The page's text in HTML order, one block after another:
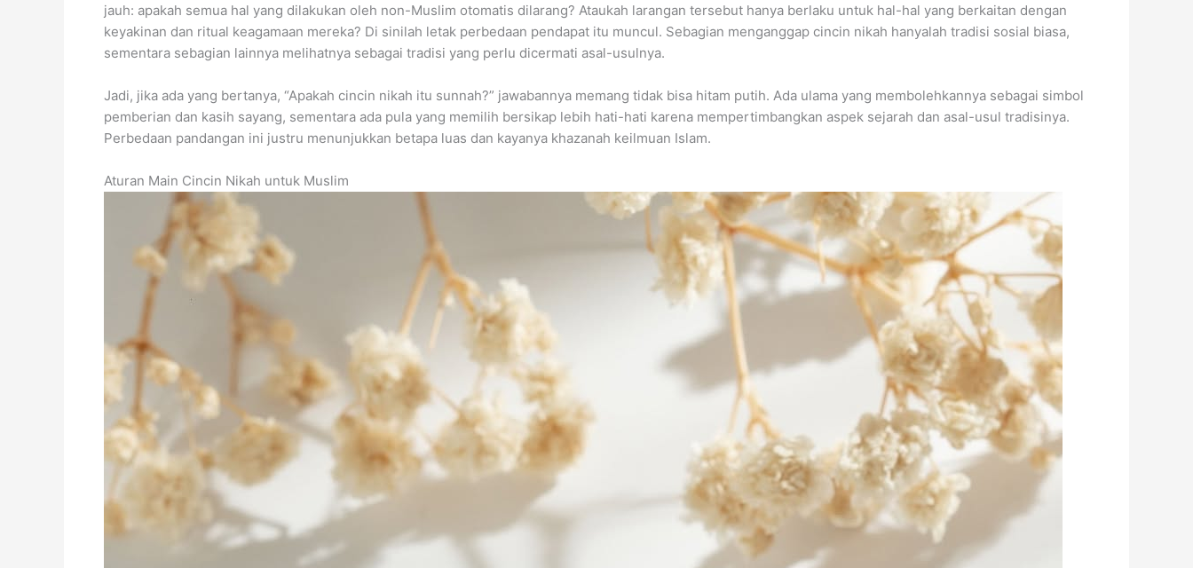
jauh: apakah semua hal yang dilakukan oleh non-Muslim otomatis dilarang? Ataukah larangan tersebut hanya berlaku untuk hal-hal yang berkaitan dengan
keyakinan dan ritual keagamaan mereka? Di sinilah letak perbedaan pendapat itu muncul. Sebagian menganggap cincin nikah hanyalah tradisi sosial biasa,
sementara sebagian lainnya melihatnya sebagai tradisi yang perlu dicermati asal-usulnya.
Jadi, jika ada yang bertanya, “Apakah cincin nikah itu sunnah?” jawabannya memang tidak bisa hitam putih. Ada ulama yang membolehkannya sebagai simbol
pemberian dan kasih sayang, sementara ada pula yang memilih bersikap lebih hati-hati karena mempertimbangkan aspek sejarah dan asal-usul tradisinya.
Perbedaan pandangan ini justru menunjukkan betapa luas dan kayanya khazanah keilmuan Islam.
Aturan Main Cincin Nikah untuk Muslim